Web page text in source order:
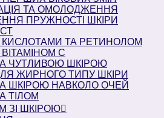
ТА ОМОЛОДЖЕННЯ
ПРУЖНОСТІ ШКІРИ
КИСЛОТАМИ ТА РЕТИНОЛОМ
С
ЧУТЛИВОЮ ШКІРОЮ
ЖИРНОГО ТИПУ ШКІРИ
ШКІРОЮ НАВКОЛО ОЧЕЙ
ТІЛОМ
ЗІ ШКІРОЮ